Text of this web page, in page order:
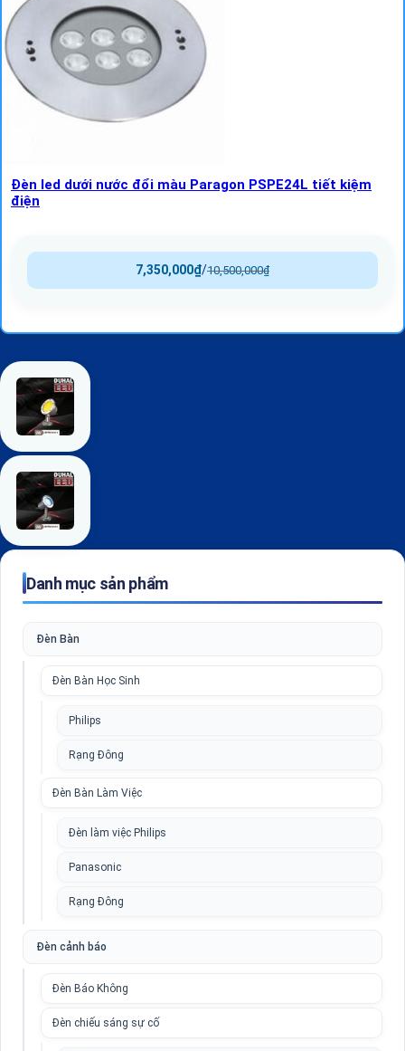
Đèn led dưới nước đổi màu Paragon PSPE24L tiết kiệm
điện
10,500,000₫
/
7,350,000₫
Danh mục sản phẩm
Đèn Bàn
Đèn Bàn Học Sinh
Philips
Rạng Đông
Đèn Bàn Làm Việc
Đèn làm việc Philips
Panasonic
Rạng Đông
Đèn cảnh báo
Đèn Báo Không
Đèn chiếu sáng sự cố